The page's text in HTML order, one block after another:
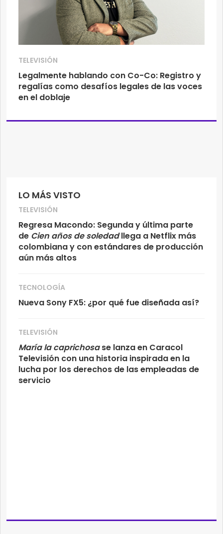
LO MÁS VISTO
TELEVISIÓN
Regresa Macondo: Segunda y última parte
de Cien años de soledadllega a Netflix más
colombiana y con estándares de producción
aún más altos
TECNOLOGÍA
Nueva Sony FX5: ¿por qué fue diseñada así?
TELEVISIÓN
María la caprichosase lanza en Caracol
Televisión con una historia inspirada en la
lucha por los derechos de las empleadas de
servicio
TELEVISIÓN
Legalmente hablando con Co-Co: Registro y
regalías como desafíos legales de las voces
en el doblaje